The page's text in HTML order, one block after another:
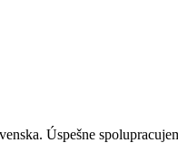
Úspešne